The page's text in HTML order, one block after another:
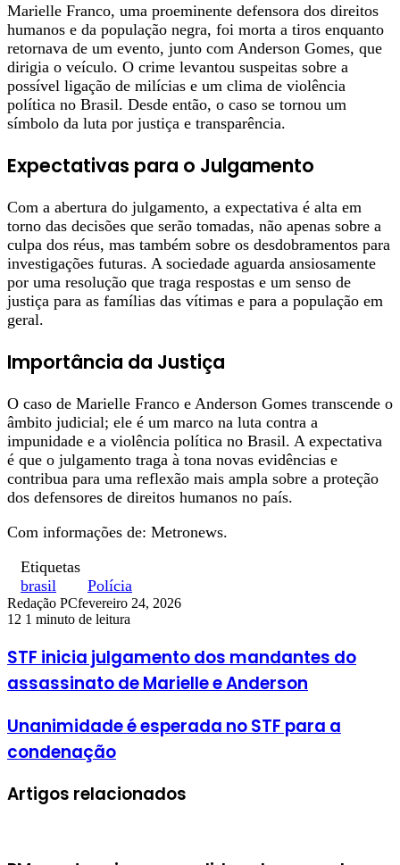
Marielle Franco, uma proeminente defensora dos direitos
humanos e da população negra, foi morta a tiros enquanto
retornava de um evento, junto com Anderson Gomes, que
dirigia o veículo. O crime levantou suspeitas sobre a
possível ligação de milícias e um clima de violência
política no Brasil. Desde então, o caso se tornou um
símbolo da luta por justiça e transparência.
Expectativas para o Julgamento
Com a abertura do julgamento, a expectativa é alta em
torno das decisões que serão tomadas, não apenas sobre a
culpa dos réus, mas também sobre os desdobramentos para
investigações futuras. A sociedade aguarda ansiosamente
por uma resolução que traga respostas e um senso de
justiça para as famílias das vítimas e para a população em
geral.
Importância da Justiça
O caso de Marielle Franco e Anderson Gomes transcende o
âmbito judicial; ele é um marco na luta contra a
impunidade e a violência política no Brasil. A expectativa
é que o julgamento traga à tona novas evidências e
contribua para uma reflexão mais ampla sobre a proteção
dos defensores de direitos humanos no país.
Com informações de: Metronews.
Etiquetas
brasil
Polícia
Redação PCfevereiro 24, 2026
12 1 minuto de leitura
STF inicia julgamento dos mandantes do
assassinato de Marielle e Anderson
Unanimidade é esperada no STF para a
condenação
Artigos relacionados